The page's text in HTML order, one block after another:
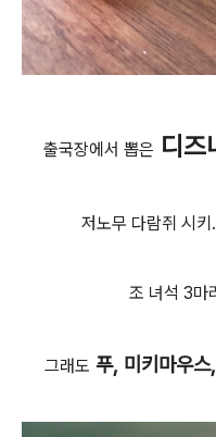
출국장에서 뽑은 디즈
저노무 다람쥐 시
조 녀석 3마
그래도 푸, 미키마우